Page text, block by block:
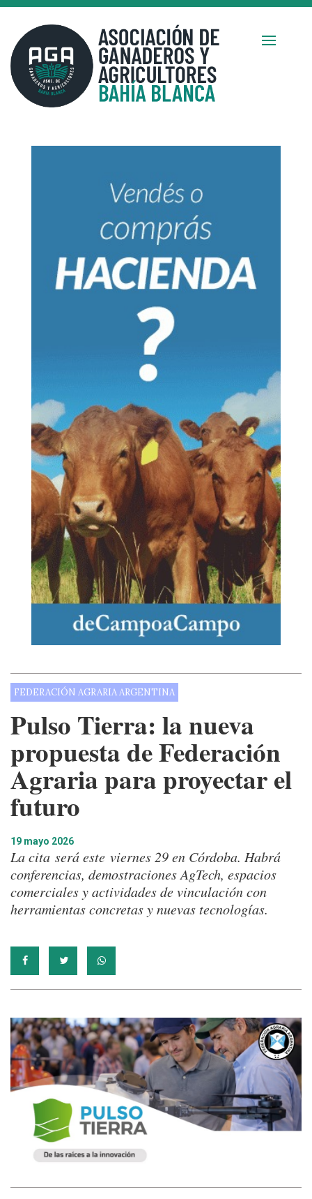
FEDERACIÓN AGRARIA ARGENTINA
Pulso Tierra: la nueva
propuesta de Federación
Agraria para proyectar el
futuro
19 mayo 2026
La cita será este viernes 29 en Córdoba. Habrá
conferencias, demostraciones AgTech, espacios
comerciales y actividades de vinculación con
herramientas concretas y nuevas tecnologías.